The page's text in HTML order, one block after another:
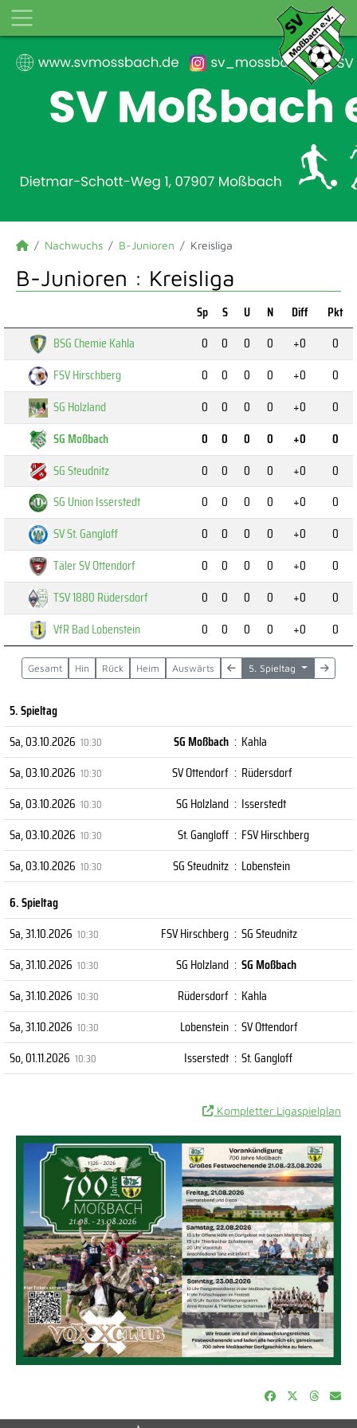
Nachwuchs B-Junioren Kreisliga
B-Junioren : Kreisliga
Sp S U N Diff
Pkt
BSG Chemie Kahla
0 0 0 0 +0
0
FSV Hirschberg
0 0 0 0 +0
0
SG Holzland
0 0 0 0 +0
0
SG Moßbach
0 0 0 0 +0
0
SG Steudnitz
0 0 0 0 +0
0
SG Union Isserstedt
0 0 0 0 +0
0
SV St. Gangloff
0 0 0 0 +0
0
Täler SV Ottendorf
0 0 0 0 +0
0
TSV 1880 Rüdersdorf
0 0 0 0 +0
0
VfR Bad Lobenstein
0 0 0 0 +0 0
Gesamt Hin Rück Heim Auswärts 5. Spieltag
5. Spieltag
Sa, 03.10.2026 10:30 SG Moßbach : Kahla
Sa, 03.10.2026 10:30 SV Ottendorf : Rüdersdorf
Sa, 03.10.2026 10:30 SG Holzland : Isserstedt
Sa, 03.10.2026 10:30 St. Gangloff : FSV Hirschberg
Sa, 03.10.2026 10:30 SG Steudnitz : Lobenstein
6. Spieltag
Sa, 31.10.2026 10:30 FSV Hirschberg : SG Steudnitz
Sa, 31.10.2026 10:30 SG Holzland : SG Moßbach
Sa, 31.10.2026 10:30 Rüdersdorf : Kahla
Sa, 31.10.2026 10:30 Lobenstein : SV Ottendorf
So, 01.11.2026 10:30 Isserstedt : St. Gangloff
Kompletter Ligaspielplan